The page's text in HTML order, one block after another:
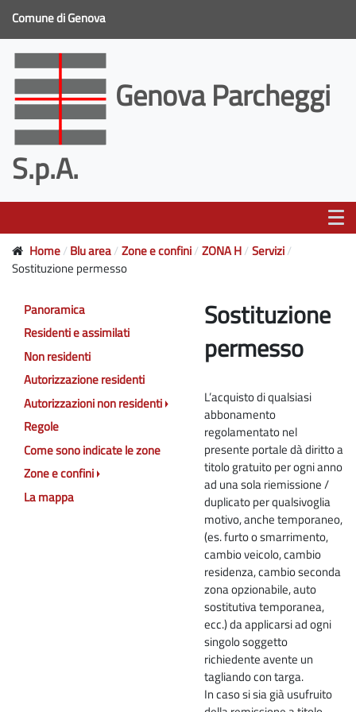
Comune di Genova
Genova Parcheggi
S.p.A.
Home Blu area Zone e confini ZONA H Servizi
Sostituzione permesso
Sostituzione
permesso
L’acquisto di qualsiasi
abbonamento
regolamentato nel
presente portale dà diritto a
titolo gratuito per ogni anno
ad una sola riemissione /
duplicato per qualsivoglia
motivo, anche temporaneo,
(es. furto o smarrimento,
cambio veicolo, cambio
residenza, cambio seconda
zona opzionabile, auto
sostitutiva temporanea,
ecc.) da applicarsi ad ogni
singolo soggetto
richiedente avente un
tagliando con targa.
In caso si sia già usufruito
Panoramica
Residenti e assimilati
Non residenti
Autorizzazione residenti
Autorizzazioni non residenti
Regole
Come sono indicate le zone
Zone e confini
La mappa